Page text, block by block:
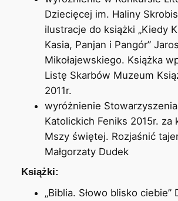
Dziecięcej im. Haliny
ilustracje do książki „Kiedy
Kasia, Panjan i Pangór”
Mikołajewskiego. Książka
Listę Skarbów Muzeum
2011r.
wyróżnienie
Katolickich Feniks 2015r. za
Mszy świętej. Rozjaśnić
Małgorzaty Dudek
Książki:
„Biblia. Słowo blisko ciebie”